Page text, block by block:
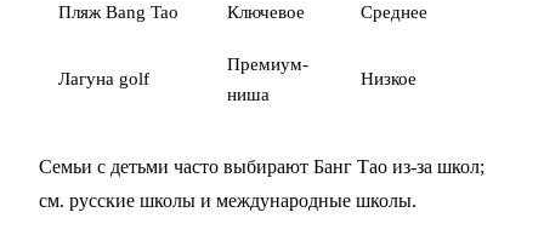
Пляж Bang Tao Ключевое Среднее
Лагуна golf
Премиум-
ниша
Низкое
Семьи с детьми часто выбирают Банг Тао из-за школ;
см. русские школы и международные школы.